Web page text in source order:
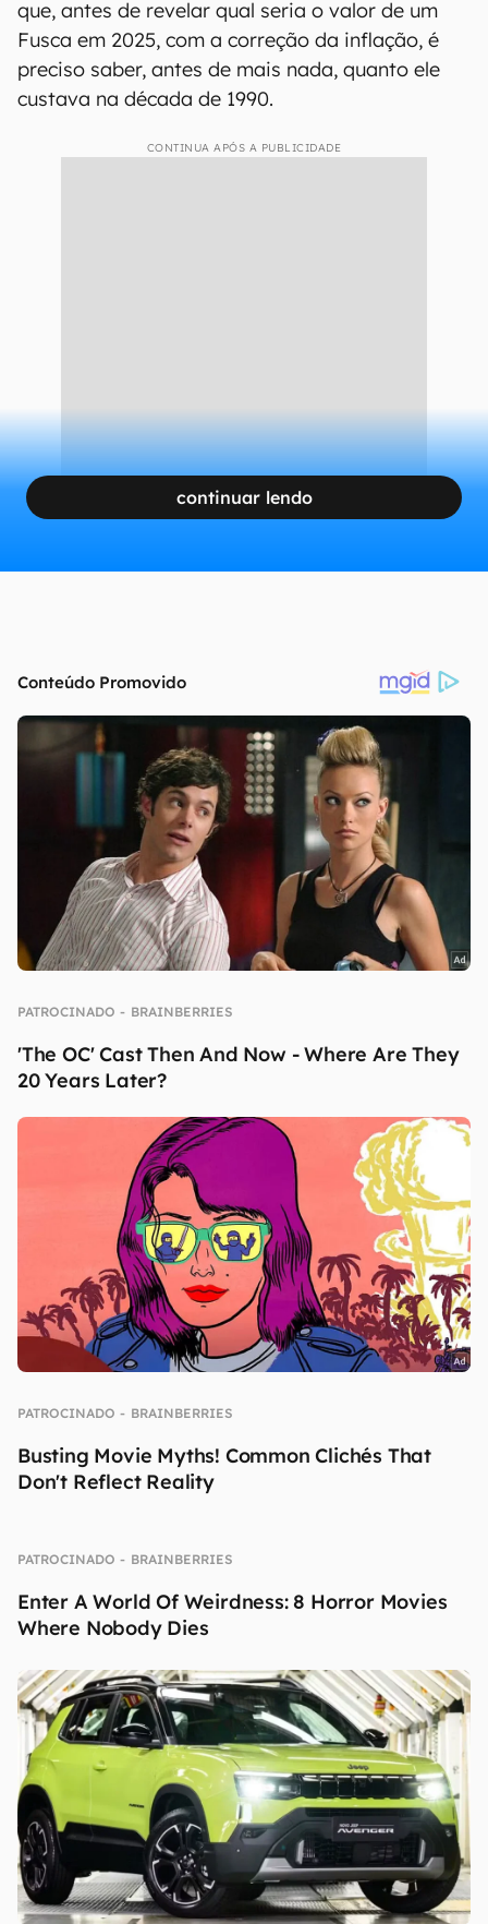
que, antes de revelar qual seria o valor de um
Fusca em 2025, com a correção da inflação, é
preciso saber, antes de mais nada, quanto ele
custava na década de 1990.
CONTINUA APÓS A PUBLICIDADE
continuar lendo